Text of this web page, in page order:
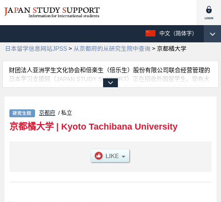
中文（简体字）
日本留学信息网站JPSS > 从京都府的从研究生院中查询 > 京都橘大学
财团法人亚洲学生文化协会和倍楽生（倍乐生）股份有限公司联合经营管理的
日本学习支援网（JAPAN STUDY SUPPORT）正在招收外国留学生。现有大
约1300个学校的大学学部、大学院、短大、专门学校的招生信息正登载于此
Humanities、Graduate School of Nursing、Graduate School of Health
Sciences、Graduate School of Contemporary Business、Graduate School
of Informatics等各研究科的不同信息。招收名额、合格人数等考试信息，以及
京都府 / 私立
京都橘大学| Kyoto Tachibana University